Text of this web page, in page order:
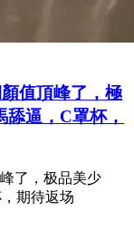
值頂峰了，極
逼，C罩杯，
了，极品美少
期待返场